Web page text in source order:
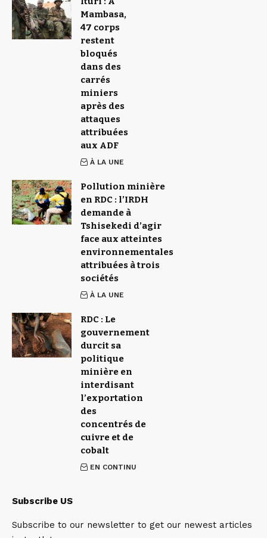
Mambasa,
47 corps
restent
bloqués
dans des
carrés
miniers
après des
attaques
attribuées
aux ADF
À LA UNE
Pollution minière
en RDC : l’IRDH
demande à
Tshisekedi d’agir
face aux atteintes
environnementales
attribuées à trois
sociétés
À LA UNE
RDC : Le
gouvernement
durcit sa
politique
minière en
interdisant
l’exportation
des
concentrés de
cuivre et de
cobalt
EN CONTINU
Subscribe US
Subscribe to our newsletter to get our newest articles